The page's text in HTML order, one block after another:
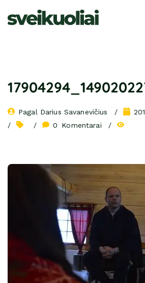
Pagal Darius Savanevičius
0
Komentarai